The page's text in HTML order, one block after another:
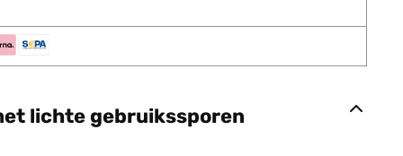
lichte gebruikssporen